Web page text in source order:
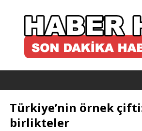
Türkiye’nin örnek
birlikteler